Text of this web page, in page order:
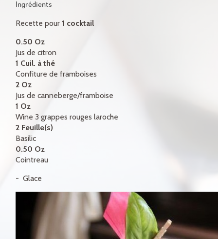
LES COCKTAILS
CERTIFICATS-CADEAUX
ENGLISH
Ingrédients
Recette pour 1 cocktail
0.50 Oz
Jus de citron
1 Cuil. à thé
Confiture de framboises
2 Oz
Jus de canneberge/framboise
1 Oz
Wine 3 grappes rouges laroche
2 Feuille(s)
Basilic
0.50 Oz
Cointreau
Glace